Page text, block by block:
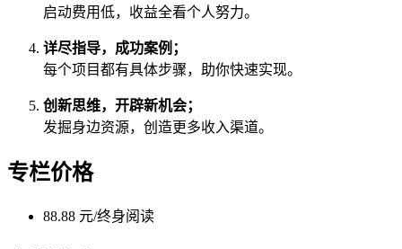
启动费用低，收益全看个人努力。
详尽指导，成功案例；
每个项目都有具体步骤，助你快速实现。
创新思维，开辟新机会；
发掘身边资源，创造更多收入渠道。
专栏价格
88.88 元/终身阅读